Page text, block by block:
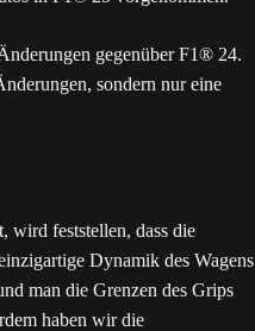
gegenüber F1® 24.
sondern nur eine
wird feststellen, dass die
Dynamik des Wagens
man die Grenzen des Grips
haben wir die